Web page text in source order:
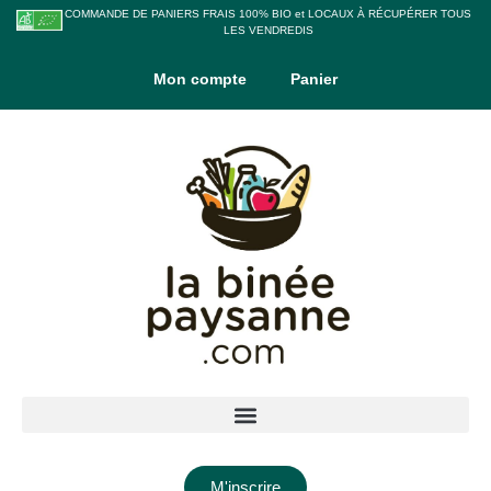
COMMANDE DE PANIERS FRAIS 100% BIO et LOCAUX À RÉCUPÉRER TOUS
LES VENDREDIS
Mon compte Panier